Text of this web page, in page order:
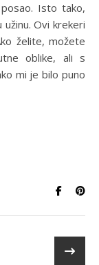
Isto tako,
užinu. Ovi krekeri
želite, možete
oblike, ali s
mi je bilo puno